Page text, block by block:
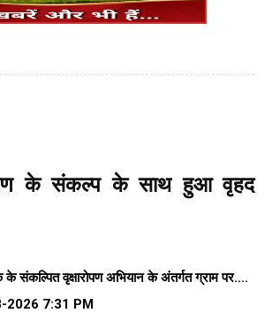
के संकल्प के साथ हुआ वृहद
संकल्पित वृक्षारोपण अभियान के अंतर्गत ग्राम पर....
2026 7:31 PM